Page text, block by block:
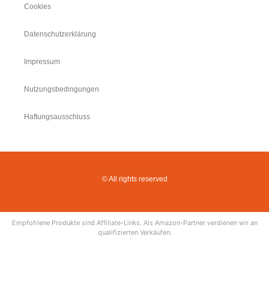
Cookies
Datenschutzerklärung
Impressum
Nutzungsbedingungen
Haftungsausschluss
© All rights reserved
Empfohlene Produkte sind Affiliate-Links. Als Amazon-Partner verdienen wir an
qualifizierten Verkäufen.